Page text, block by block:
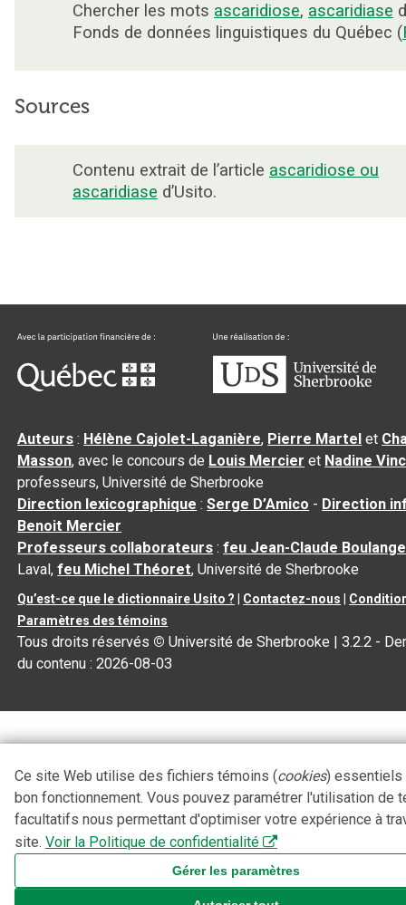
Chercher les mots ascaridiose, ascaridiase
Fonds de données linguistiques du Québec (
Sources
Contenu extrait de l’article ascaridiose ou
ascaridiase d’Usito.
Auteurs : Hélène Cajolet-Laganière, Pierre Martel et
Masson, avec le concours de Louis Mercier et Nadine
professeurs, Université de Sherbrooke
Direction lexicographique :Serge D’Amico - Direction
Benoit Mercier
Professeurs collaborateurs :feu Jean-Claude
Laval,feu Michel Théoret, Université de Sherbrooke
Qu’est-ce que le dictionnaire Usito ? Contactez-nous
Paramètres des témoins
Tous droits réservés © Université de Sherbrooke |3.2.2 -
du contenu :2026-08-03
Ce site Web utilise des fichiers témoins (cookies) essentiels
bon fonctionnement. Vous pouvez paramétrer l'utilisation de
facultatifs nous permettant d'optimiser votre expérience à
site. Voir la Politique de confidentialité
Gérer les paramètres